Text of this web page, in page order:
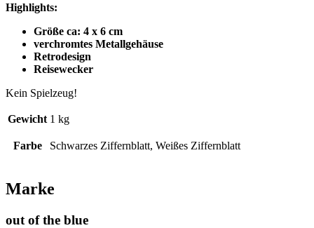
Highlights:
Größe ca: 4 x 6 cm
verchromtes Metallgehäuse
Retrodesign
Reisewecker
Kein Spielzeug!
Gewicht 1 kg
Farbe Schwarzes Ziffernblatt, Weißes Ziffernblatt
Marke
out of the blue